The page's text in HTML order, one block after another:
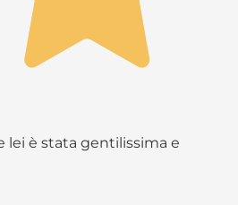
lei è stata gentilissima e